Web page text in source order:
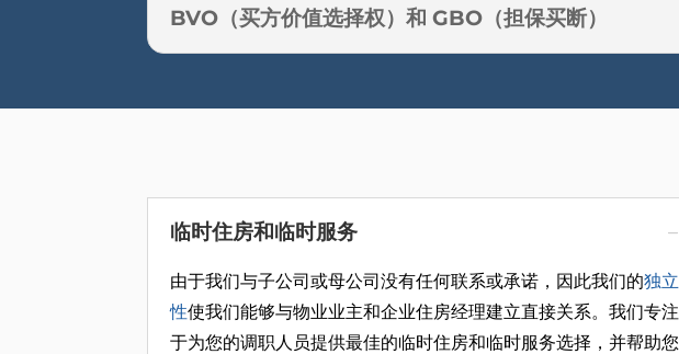
BVO（买方价值选择权）和 GBO（担保买断）
临时住房和临时服务
由于我们与子公司或母公司没有任何联系或承诺，因此我们的独立
性使我们能够与物业业主和企业住房经理建立直接关系。我们专注
于为您的调职人员提供最佳的临时住房和临时服务选择，并帮助您